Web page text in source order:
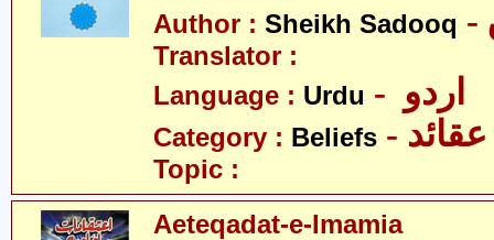
Author : Sheikh Sadooq
Translator :
Language : Urdu
Category : Beliefs - عقائد
Topic :
Aeteqadat-e-Imamia